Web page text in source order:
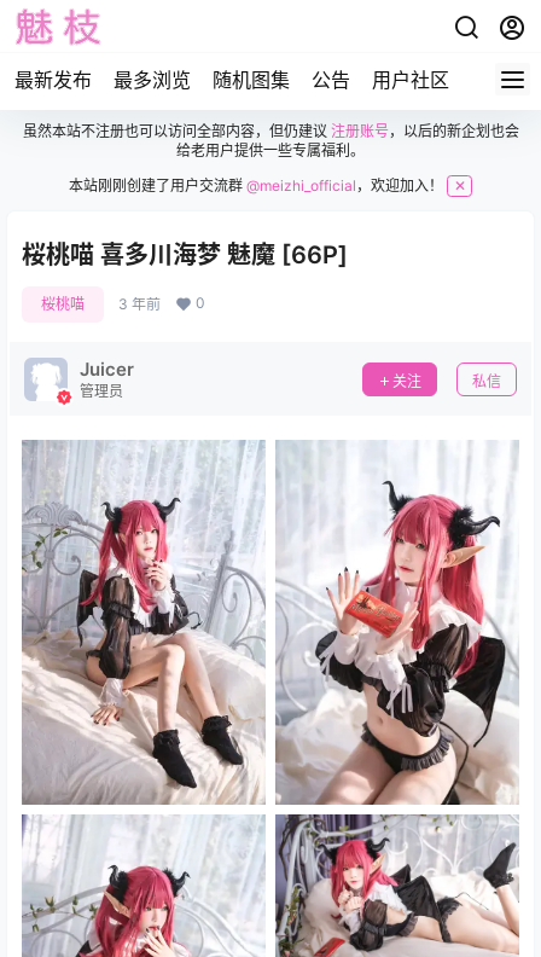
最新发布 最多浏览 随机图集 公告 用户社区
虽然本站不注册也可以访问全部内容，但仍建议 注册账号，以后的新企划也会
给老用户提供一些专属福利。
本站刚刚创建了用户交流群@meizhi_official ，欢迎加入！ ✕
桜桃喵 喜多川海梦 魅魔 [66P]
桜桃喵 3 年前 0
Juicer
管理员
关注 私信